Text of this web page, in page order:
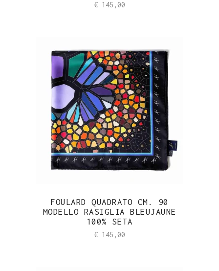
€ 145,00
FOULARD QUADRATO CM. 90
MODELLO RASIGLIA BLEUJAUNE
100% SETA
€ 145,00